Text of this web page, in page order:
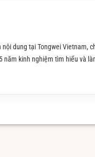
dung tại Tongwei Vietnam,
năm kinh nghiệm tìm hiểu và